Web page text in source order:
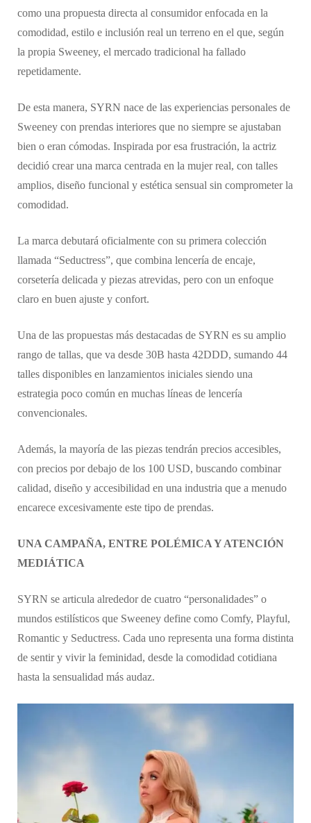
como una propuesta directa al consumidor enfocada en la
comodidad, estilo e inclusión real un terreno en el que, según
la propia Sweeney, el mercado tradicional ha fallado
repetidamente.
De esta manera, SYRN nace de las experiencias personales de
Sweeney con prendas interiores que no siempre se ajustaban
bien o eran cómodas. Inspirada por esa frustración, la actriz
decidió crear una marca centrada en la mujer real, con talles
amplios, diseño funcional y estética sensual sin comprometer la
comodidad.
La marca debutará oficialmente con su primera colección
llamada “Seductress”, que combina lencería de encaje,
corsetería delicada y piezas atrevidas, pero con un enfoque
claro en buen ajuste y confort.
Una de las propuestas más destacadas de SYRN es su amplio
rango de tallas, que va desde 30B hasta 42DDD, sumando 44
talles disponibles en lanzamientos iniciales siendo una
estrategia poco común en muchas líneas de lencería
convencionales.
Además, la mayoría de las piezas tendrán precios accesibles,
con precios por debajo de los 100 USD, buscando combinar
calidad, diseño y accesibilidad en una industria que a menudo
encarece excesivamente este tipo de prendas.
UNA CAMPAÑA, ENTRE POLÉMICA Y ATENCIÓN
MEDIÁTICA
SYRN se articula alrededor de cuatro “personalidades” o
mundos estilísticos que Sweeney define como Comfy, Playful,
Romantic y Seductress. Cada uno representa una forma distinta
de sentir y vivir la feminidad, desde la comodidad cotidiana
hasta la sensualidad más audaz.